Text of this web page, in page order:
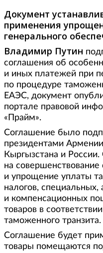
Документ
применения
генерального
Владимир Путин
соглашения об
и иных платежей при
по процедуре
ЕАЭС, документ
портале правовой
«Прайм».
Соглашение было
президентами
Кыргызстана и
на
и упрощение уплаты
налогов,
и компенсационных
товаров в
таможенного транзита.
Соглашение будет
товары помещаются